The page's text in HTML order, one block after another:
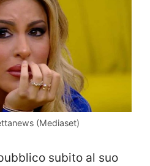
(Mediaset)
subito al suo